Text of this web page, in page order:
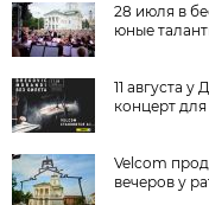
28 июля в
юные
11 августа
концерт
Velcom
вечеров у